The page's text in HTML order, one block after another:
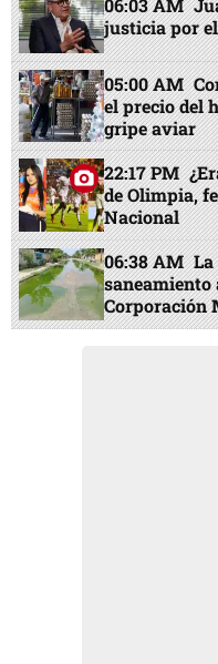
06:03 AM
justicia por
05:00 AM
el precio del
gripe aviar
22:17 PM
de Olimpia,
Nacional
06:38 AM La
saneamiento
Corporación